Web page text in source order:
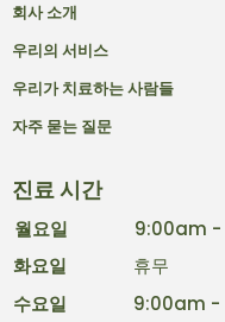
회사 소개
우리의 서비스
우리가 치료하는 사람들
자주 묻는 질문
진료 시간
월요일
9:00am
화요일
휴무
수요일
9:00am -